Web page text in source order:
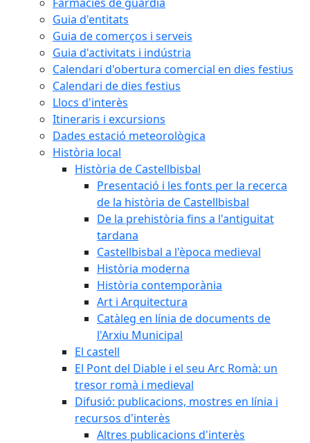
Guia d'entitats
Guia de comerços i serveis
Guia d'activitats i indústria
Calendari d'obertura comercial en dies festius
Calendari de dies festius
Llocs d'interès
Itineraris i excursions
Dades estació meteorològica
Història local
Història de Castellbisbal
Presentació i les fonts per la recerca
de la història de Castellbisbal
De la prehistòria fins a l'antiguitat
tardana
Castellbisbal a l'època medieval
Història moderna
Història contemporània
Art i Arquitectura
Catàleg en línia de documents de
l'Arxiu Municipal
El castell
El Pont del Diable i el seu Arc Romà: un
tresor romà i medieval
Difusió: publicacions, mostres en línia i
recursos d'interès
Altres publicacions d'interès